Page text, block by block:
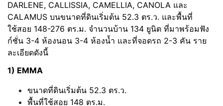
DARLENE, CALLISSIA, CAMELLIA, CANOLA และ
CALAMUS บนขนาดที่ดินเริ่มต้น 52.3 ตร.ว. และพื้นที่
ใช้สอย 148-276 ตร.ม. จำนวนบ้าน 134 ยูนิต ที่มาพร้อมฟัง
ก์ชั่น 3-4 ห้องนอน 3-4 ห้องน้ำ และที่จอดรถ 2-3 คัน ราย
ละเอียดดังนี้
1) EMMA
ขนาดที่ดินเริ่มต้น 52.3 ตร.ว.
พื้นที่ใช้สอย 148 ตร.ม.